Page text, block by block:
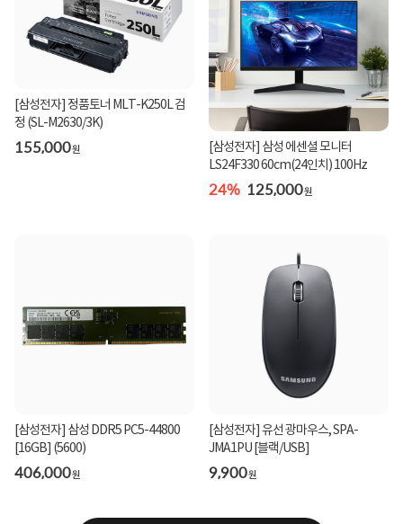
[삼성전자] 정품토너 MLT-K250L 검
정 (SL-M2630/3K)
155,000원
[삼성전자] 삼성 에센셜 모니터
LS24F330 60cm(24인치) 100Hz
24% 125,000원
[삼성전자] 삼성 DDR5 PC5-44800
[16GB] (5600)
406,000원
[삼성전자] 유선 광마우스, SPA-
JMA1PU [블랙/USB]
9,900원